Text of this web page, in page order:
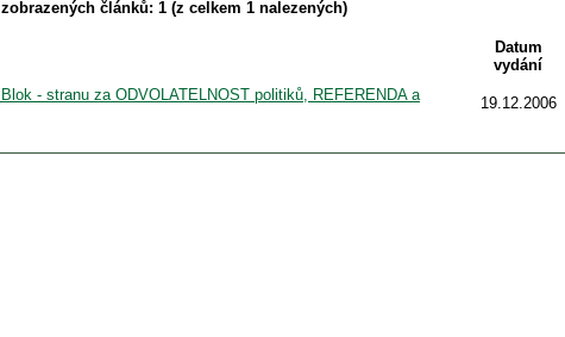
zobrazených článků: 1 (z celkem 1 nalezených)
Datum
vydání
- stranu za ODVOLATELNOST politiků, REFERENDA a
19.12.2006